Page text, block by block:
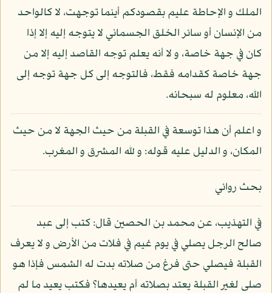
الملك و الإحاطة عليم بقصودكم أينما توجهت، لا كالواحد
من الإنسان أو سائر الخلق الجسماني لا يتوجه إليه إلا إذا
كان في جهة خاصة، و لا أنه يعلم توجه القاصد إليه إلا من
جهة خاصة كقدامه فقط، فالتوجه إلى كل جهة توجه إلى
الله، معلوم له سبحانه.
و اعلم أن هذا توسعة في القبلة من حيث الجهة لا من حيث
المكان، و الدليل عليه قوله: و لله المشرق و المغرب.
بحث روائي
في التهذيب، عن محمد بن الحصين قال: كتب إلى عبد
صالح الرجل يصلي في يوم غيم في فلات من الأرض و لا يعرف
القبلة فيصلي حتى فرغ من صلاته بدت له الشمس فإذا هو
صلى لغير القبلة يعتد بصلاته أم يعيدها؟ فكتب يعيد ما لم